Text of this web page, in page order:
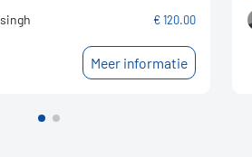
€ 120.00
Meer informatie